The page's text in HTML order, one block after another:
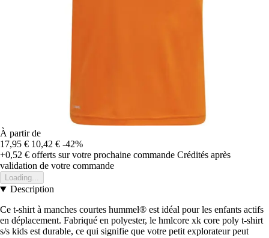
À partir de
17,95 € 10,42 € -42%
+0,52 € offerts sur votre prochaine commande Crédités après
validation de votre commande
Loading...
Description
Ce t-shirt à manches courtes hummel® est idéal pour les enfants actifs
en déplacement. Fabriqué en polyester, le hmlcore xk core poly t-shirt
s/s kids est durable, ce qui signifie que votre petit explorateur peut